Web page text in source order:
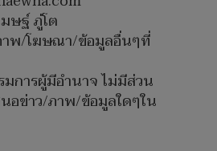
ษฐ์ ภู่โต
พ/โฆษณา/ข้อมูลอื่นๆที่
การผู้มีอำนาจ ไม่มีส่วน
อข่าว/ภาพ/ข้อมูลใดๆใน